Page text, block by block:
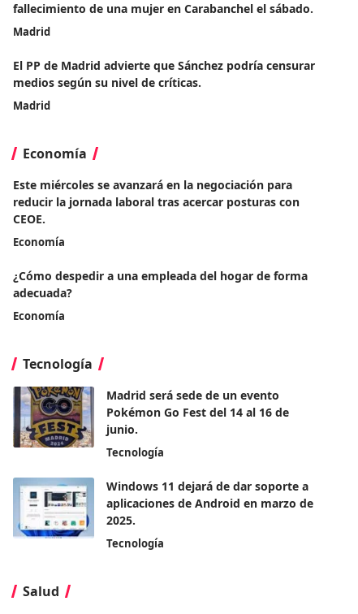
fallecimiento de una mujer en Carabanchel el sábado.
Madrid
El PP de Madrid advierte que Sánchez podría censurar
medios según su nivel de críticas.
Madrid
Economía
Este miércoles se avanzará en la negociación para
reducir la jornada laboral tras acercar posturas con
CEOE.
Economía
¿Cómo despedir a una empleada del hogar de forma
adecuada?
Economía
Tecnología
Madrid será sede de un evento
Pokémon Go Fest del 14 al 16 de
junio.
Tecnología
Windows 11 dejará de dar soporte a
aplicaciones de Android en marzo de
2025.
Tecnología
Salud